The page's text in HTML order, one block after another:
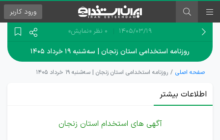
ورود کاربر
۱۴۰۵/۰۳/۱۹ 0 نظر «نمایش»
روزنامه استخدامی استان زنجان | سه‌شنبه ۱۹ خرداد ۱۴۰۵
صفحه اصلی روزنامه استخدامی استان زنجان | سه‌شنبه ۱۹ خرداد ۱۴۰۵
اطلاعات بیشتر
آگهی های استخدام استان زنجان